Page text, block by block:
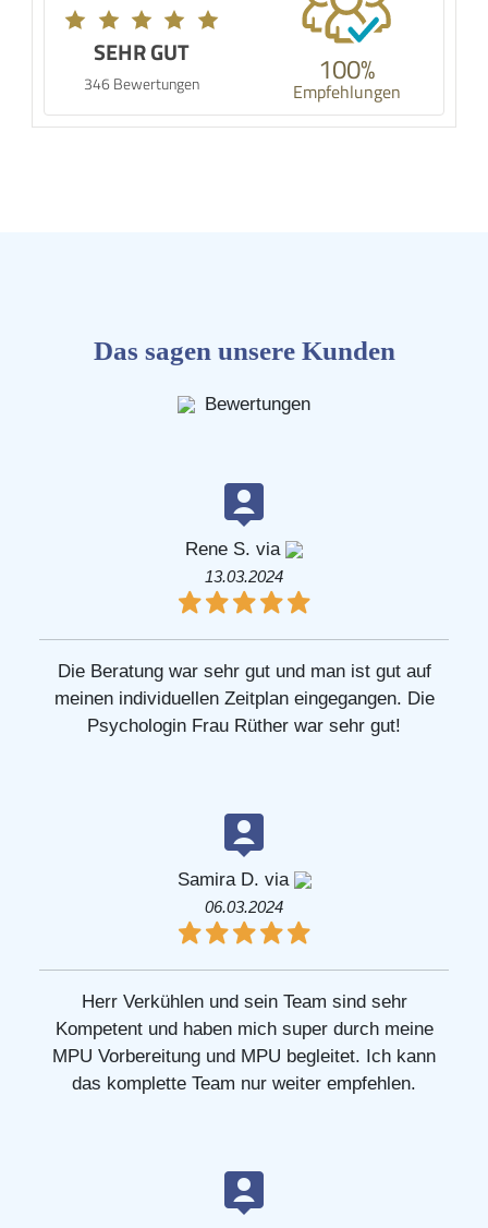
SEHR GUT
346 Bewertungen 100%
Empfehlungen
Das sagen unsere Kunden
Bewertungen
Rene S. via
13.03.2024
Die Beratung war sehr gut und man ist gut auf
meinen individuellen Zeitplan eingegangen. Die
Psychologin Frau Rüther war sehr gut!
Samira D. via
06.03.2024
Herr Verkühlen und sein Team sind sehr
Kompetent und haben mich super durch meine
MPU Vorbereitung und MPU begleitet. Ich kann
das komplette Team nur weiter empfehlen.